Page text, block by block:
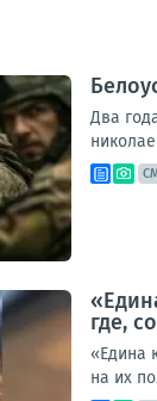
Два
где,
«Едина
на их